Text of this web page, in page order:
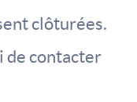
clôturées.
de contacter